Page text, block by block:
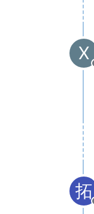
X
拓